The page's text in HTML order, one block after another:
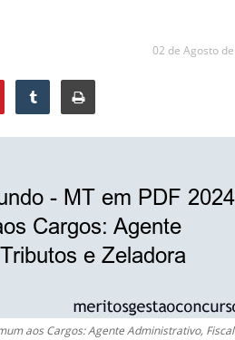
02 de Agosto
aos Cargos: Agente Administrativo,